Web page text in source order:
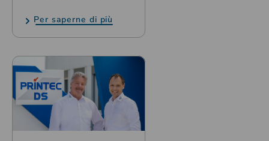
Per saperne di più